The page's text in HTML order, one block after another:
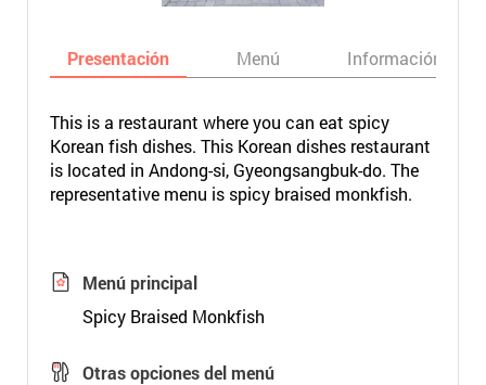
Presentación Menú Información
This is a restaurant where you can eat spicy
Korean fish dishes. This Korean dishes restaurant
is located in Andong-si, Gyeongsangbuk-do. The
representative menu is spicy braised monkfish.
Menú principal
Spicy Braised Monkfish
Otras opciones del menú